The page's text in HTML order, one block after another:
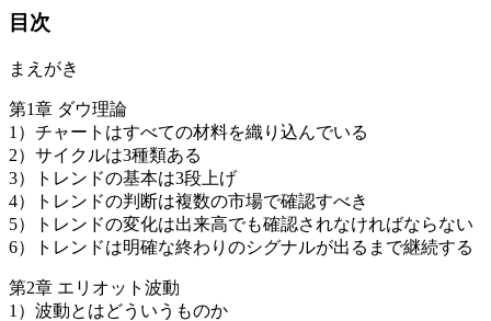
目次
まえがき
第1章 ダウ理論
1）チャートはすべての材料を織り込んでいる
2）サイクルは3種類ある
3）トレンドの基本は3段上げ
4）トレンドの判断は複数の市場で確認すべき
5）トレンドの変化は出来高でも確認されなければならない
6）トレンドは明確な終わりのシグナルが出るまで継続する
第2章 エリオット波動
1）波動とはどういうものか